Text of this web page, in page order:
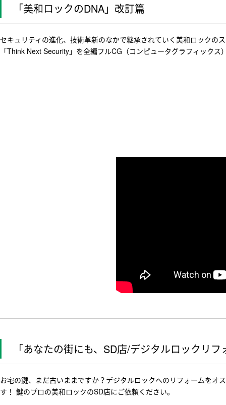
「美和ロックのDNA」改訂篇
セキュリティの進化、技術革新のなかで継承されていく美和ロックの
「Think Next Security」を全編フルCG（コンピュータグラフィックス
「あなたの街にも、SD店/デジタルロックリフ
お宅の鍵、まだ古いままですか？デジタルロックへのリフォームをオ
す！ 鍵のプロの美和ロックのSD店にご依頼ください。